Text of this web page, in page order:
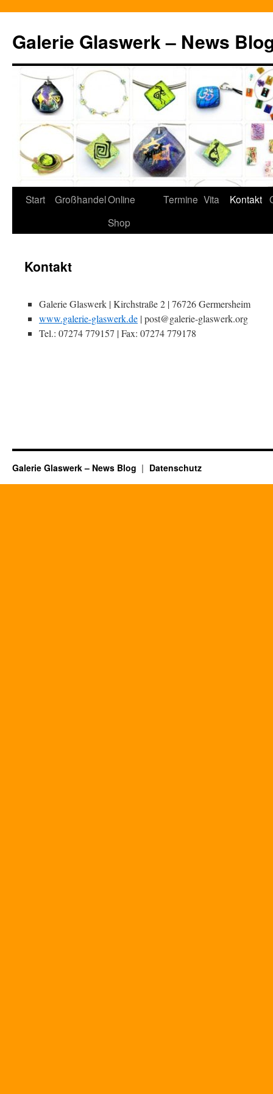
springen
Galerie Glaswerk – News
Start GroßhandelOnline
Shop
Termine Vita Kontakt
Kontakt
Galerie Glaswerk | Kirchstraße 2 | 76726 Germersheim
www.galerie-glaswerk.de | post@galerie-glaswerk.org
Tel.: 07274 779157 | Fax: 07274 779178
Galerie Glaswerk – News Blog Datenschutz